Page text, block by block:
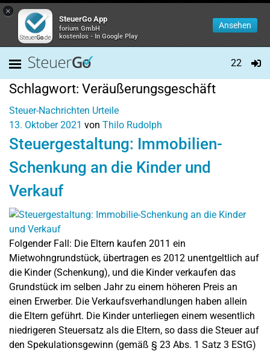
×
SteuerGo App
forium GmbH
kostenlos - In Google Play
Ansehen
22
Schlagwort: Veräußerungsgeschäft
Steuer-Nachrichten Urteile
13. Oktober 2021 von Thilo Rudolph
Steuergestaltung: Immobilien-
Schenkung an die Kinder und
Verkauf
Folgender Fall: Die Eltern kaufen 2011 ein
Mietwohngrundstück, übertragen es 2012 unentgeltlich auf
die Kinder (Schenkung), und die Kinder verkaufen das
Grundstück im selben Jahr zu einem höheren Preis an
einen Erwerber. Die Verkaufsverhandlungen haben allein
die Eltern geführt. Die Kinder unterliegen einem wesentlich
niedrigeren Steuersatz als die Eltern, so dass die Steuer auf
den Spekulationsgewinn (gemäß § 23 Abs. 1 Satz 3 EStG)